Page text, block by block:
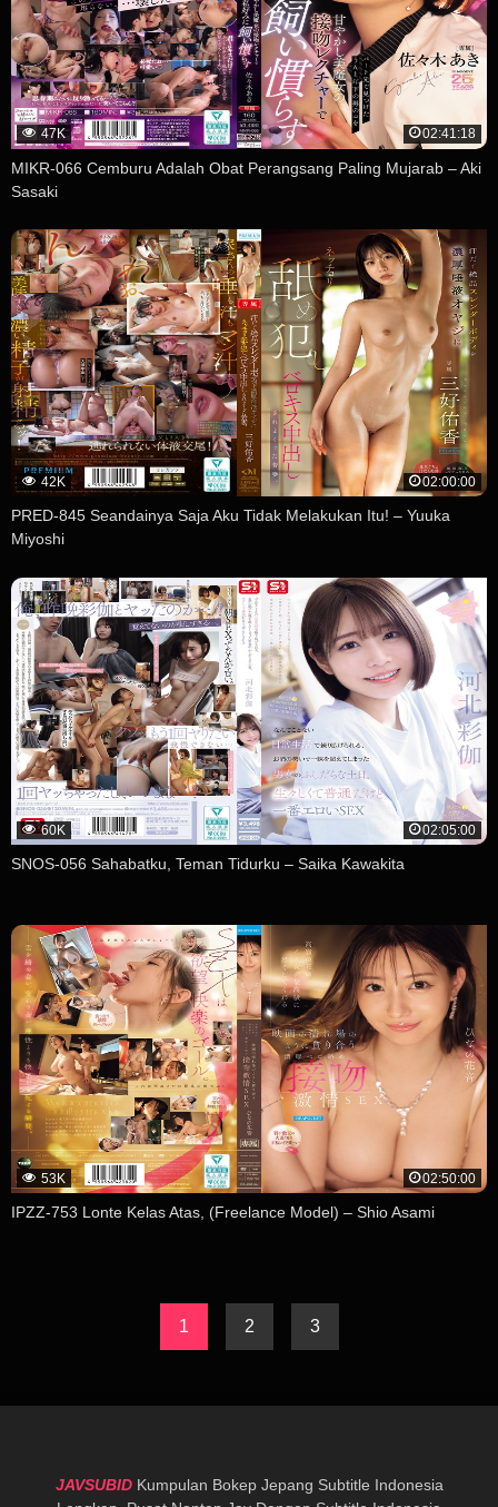
47K 02:41:18
MIKR-066 Cemburu Adalah Obat Perangsang Paling Mujarab – Aki
Sasaki
42K 02:00:00
PRED-845 Seandainya Saja Aku Tidak Melakukan Itu! – Yuuka
Miyoshi
60K 02:05:00
SNOS-056 Sahabatku, Teman Tidurku – Saika Kawakita
53K 02:50:00
IPZZ-753 Lonte Kelas Atas, (Freelance Model) – Shio Asami
1 2 3
JAVSUBID Kumpulan Bokep Jepang Subtitle Indonesia